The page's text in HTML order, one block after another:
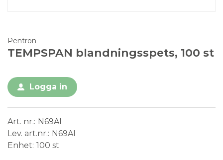
Pentron
TEMPSPAN blandningsspets, 100 st
Logga in
Art. nr. N69AI
Lev. art.nr. N69AI
Enhet 100 st